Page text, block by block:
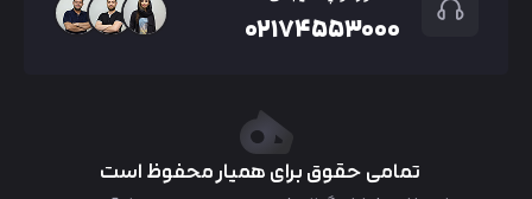
۰۲۱۷۴۵۵۳۰۰۰
تمامی حقوق برای همیار محفوظ است